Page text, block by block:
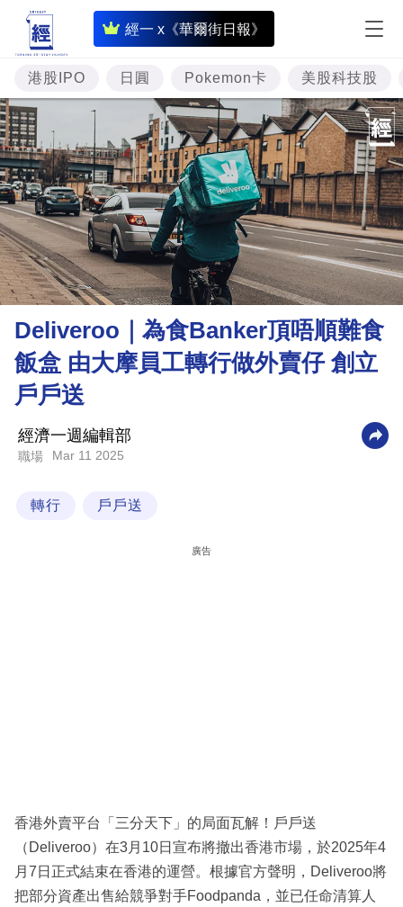
經一 x《華爾街日報》
即
時
財
經
題
投
資
樓
市
理
財
商
科
技
場
港股IPO 日圓 Pokemon卡 美股科技股
Deliveroo｜為食Banker頂唔順難食
飯盒 由大摩員工轉行做外賣仔 創立
戶戶送
經濟一週編輯部
職場 Mar 11 2025
轉行 戶戶送
廣告
香港外賣平台「三分天下」的局面瓦解！戶戶送
（Deliveroo）在3月10日宣布將撤出香港市場，於2025年4
月7日正式結束在香港的運營。根據官方聲明，Deliveroo將
把部分資產出售給競爭對手Foodpanda，並已任命清算人